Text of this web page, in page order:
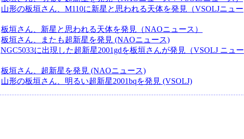
山形の板垣さん、M110に新星と思われる天体を発見（VSOLJニュー
板垣さん、新星と思われる天体を発見（NAOニュース）
板垣さん、またも超新星を発見 (NAOニュース)
NGC5033に出現した超新星2001gdを板垣さんが発見（VSOLJ ニュー
板垣さん、超新星を発見 (NAOニュース)
山形の板垣さん、明るい超新星2001bqを発見 (VSOLJ)